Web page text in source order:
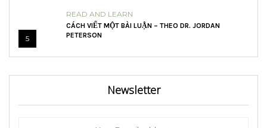
5
READ AND LEARN
CÁCH VIẾT MỘT BÀI LUẬN – THEO DR. JORDAN
PETERSON
Newsletter